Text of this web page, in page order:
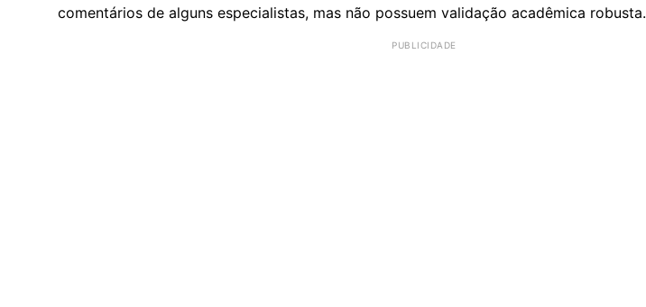
comentários de alguns especialistas, mas não possuem validação acadêmica robusta.